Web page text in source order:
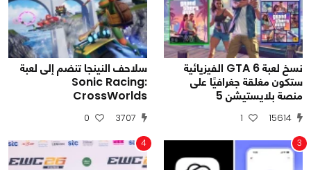
نسخ لعبة GTA 6 الفيزيائية
ستكون مغلقة جغرافيًا على
منصة بلايستيشن 5
15614
1
سلاحف النينجا تنضم إلى لعبة
Sonic Racing:
CrossWorlds
3707
0
3
4